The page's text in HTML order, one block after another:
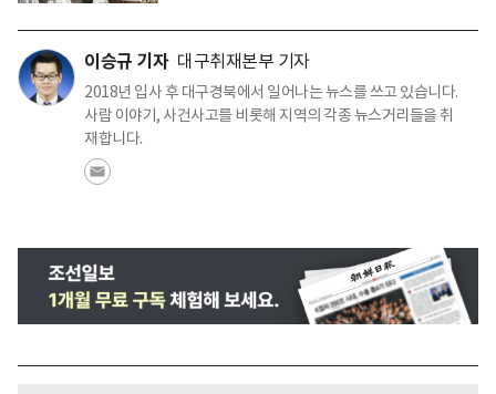
이승규 기자 대구취재본부 기자
2018년 입사 후 대구경북에서 일어나는 뉴스를 쓰고 있습니다.
사람 이야기, 사건사고를 비롯해 지역의 각종 뉴스거리들을 취
재합니다.